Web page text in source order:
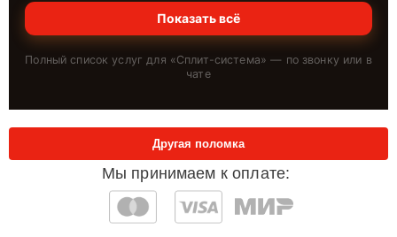
Показать всё
Полный список услуг для «Сплит-система» — по звонку или в
чате
Мы принимаем к оплате:
Другая поломка